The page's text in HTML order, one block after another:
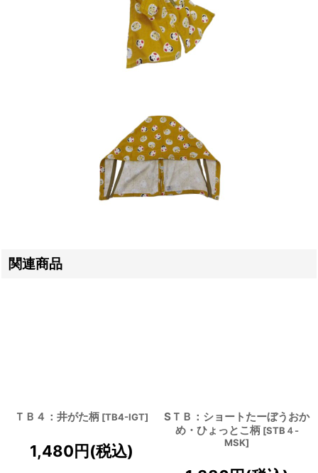
関連商品
ＴＢ４：井がた柄 [TB4-IGT]
1,480円(税込)
SＴＢ：ショートたーぼうおか
め・ひょっとこ柄 [STB４-
MSK]